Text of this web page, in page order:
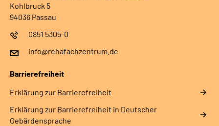
Kohlbruck 5
94036 Passau
0851 5305-0
info@rehafachzentrum.de
Barrierefreiheit
Erklärung zur Barrierefreiheit
Erklärung zur Barrierefreiheit in Deutscher
Gebärdensprache